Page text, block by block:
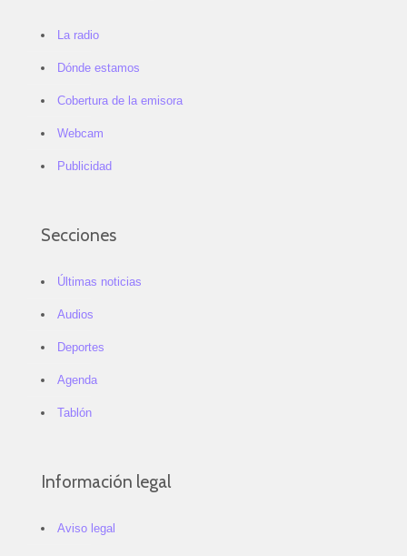
La radio
Dónde estamos
Cobertura de la emisora
Webcam
Publicidad
Secciones
Últimas noticias
Audios
Deportes
Agenda
Tablón
Información legal
Aviso legal